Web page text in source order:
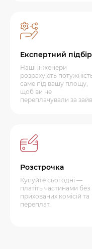
Експертний підбір
Наші інженери
розрахують
саме під вашу площу,
щоб ви не
переплачували за
Розстрочка
Купуйте сьогодні —
платіть частинами без
прихованих комісій та
переплат.